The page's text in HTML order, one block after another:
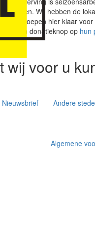
oogsten. Wij hebben de
opgeroepen hier klaar
of een donatieknop op hun
wij voor u
Nieuwsbrief
Andere
Algemene